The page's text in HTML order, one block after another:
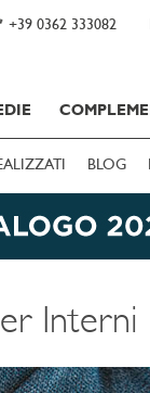
+39 0362 333082
BLOG
Interni